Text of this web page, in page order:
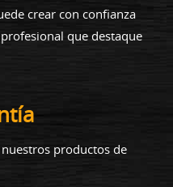
crear con confianza
que destaque
productos de